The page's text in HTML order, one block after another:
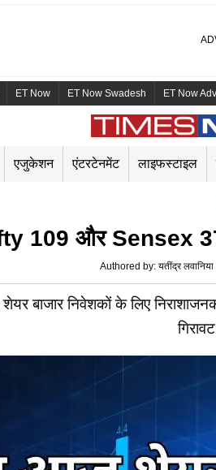
ET Now ET Now Swadesh ET Now
एजुकेशन एंटरटेनमेंट लाइफस्टाइल
109 और Sensex
Authored by: यतींद्र लवानिया
शेयर बाजार निवेशकों के लिए